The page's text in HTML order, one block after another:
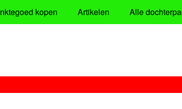
kopen Artikelen Alle